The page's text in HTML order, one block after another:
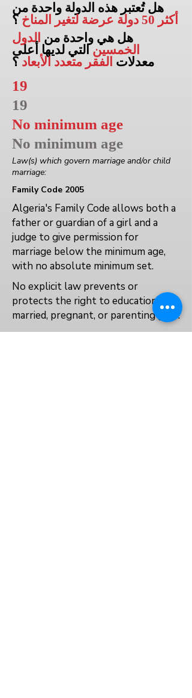
هل تُعتبر هذه الدولة واحدة من
أكثر 50 دولة عرضة لتغير المناخ
؟
هل هي واحدة من الدول
الخمسين التي لديها أعلى
معدلات الفقر متعدد الأبعاد ؟
19
19
No minimum age
No minimum age
Law(s) which govern marriage and/or child
marriage:
Family Code 2005
Algeria's Family Code allows both a
father or guardian of a girl and a
judge to give permission for
marriage below the minimum age,
with no absolute minimum set.
No explicit law prevents or
protects the right to education for
married, pregnant, or parenting girls.
No